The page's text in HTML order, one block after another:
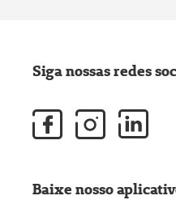
Siga nossas redes
Baixe nosso